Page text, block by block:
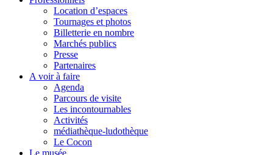
Location d’espaces
Tournages et photos
Billetterie en nombre
Marchés publics
Presse
Partenaires
A voir à faire
Agenda
Parcours de visite
Les incontournables
Activités
médiathèque-ludothèque
Le Cocon